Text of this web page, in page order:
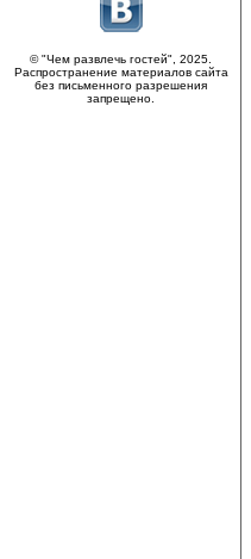
© "Чем развлечь гостей", 2025.
Распространение материалов сайта
без письменного разрешения
запрещено.